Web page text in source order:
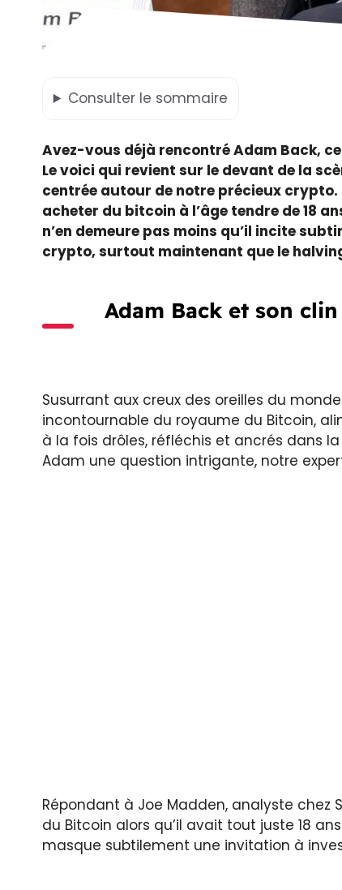
Consulter le sommaire
Avez-vous déjà rencontré Adam Back,
Le voici qui revient sur le devant de la
centrée autour de notre précieux
acheter du bitcoin à l’âge tendre de 18
n’en demeure pas moins qu’il incite
crypto, surtout maintenant que le
Adam Back et son
Susurrant aux creux des oreilles du
incontournable du royaume du Bitcoin,
à la fois drôles, réfléchis et ancrés dans
Adam une question intrigante, notre
Répondant à Joe Madden, analyste chez
du Bitcoin alors qu’il avait tout juste 18
masque subtilement une invitation à